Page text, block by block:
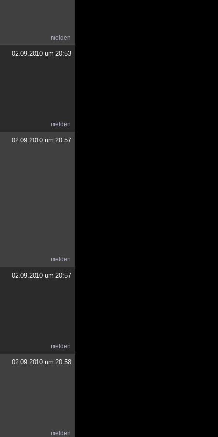
melden
02.09.2010 um 20:53
melden
02.09.2010 um 20:57
melden
02.09.2010 um 20:57
melden
02.09.2010 um 20:58
melden